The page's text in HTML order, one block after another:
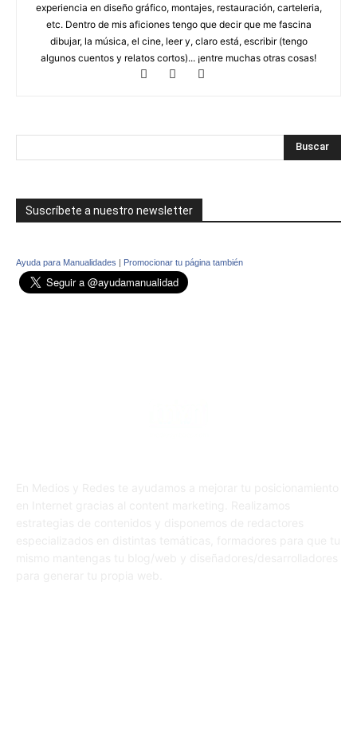
experiencia en diseño gráfico, montajes, restauración, carteleria,
etc. Dentro de mis aficiones tengo que decir que me fascina
dibujar, la música, el cine, leer y, claro está, escribir (tengo
algunos cuentos y relatos cortos)... ¡entre muchas otras cosas!
Suscríbete a nuestro newsletter
Ayuda para Manualidades | Promocionar tu página también